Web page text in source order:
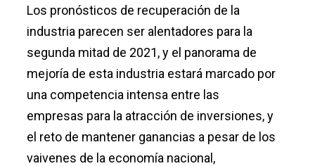
Los pronósticos de recuperación de la
industria parecen ser alentadores para la
segunda mitad de 2021, y el panorama de
mejoría de esta industria estará marcado por
una competencia intensa entre las
empresas para la atracción de inversiones, y
el reto de mantener ganancias a pesar de los
vaivenes de la economía nacional,